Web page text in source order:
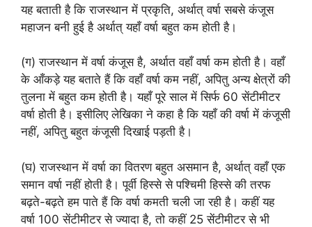
यह बताती है कि राजस्थान में प्रकृति, अर्थात् वर्षा सबसे कंजूस
महाजन बनी हुई है अर्थात् यहाँ वर्षा बहुत कम होती है।
(ग) राजस्थान में वर्षा कंजूस है, अर्थात वहाँ वर्षा कम होती है। वहाँ
के आँकड़े यह बताते हैं कि वहाँ वर्षा कम नहीं, अपितु अन्य क्षेत्रों की
तुलना में बहुत कम होती है। यहाँ पूरे साल में सिर्फ 60 सेंटीमीटर
वर्षा होती है। इसीलिए लेखिका ने कहा है कि यहाँ की वर्षा में कंजूसी
नहीं, अपितु बहुत कंजूसी दिखाई पड़ती है।
(घ) राजस्थान में वर्षा का वितरण बहुत असमान है, अर्थात् वहाँ एक
समान वर्षा नहीं होती है। पूर्वी हिस्से से पश्चिमी हिस्से की तरफ
बढ़ते-बढ़ते हम पाते हैं कि वर्षा कमती चली जा रही है। कहीं यह
वर्षा 100 सेंटीमीटर से ज्यादा है, तो कहीं 25 सेंटीमीटर से भी